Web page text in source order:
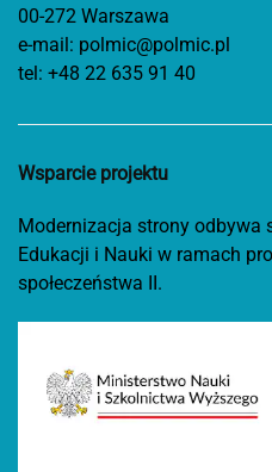
00-272 Warszawa
e-mail: polmic@polmic.pl
tel: +48 22 635 91 40
Wsparcie projektu
Modernizacja strony odbywa
Edukacji i Nauki w ramach
społeczeństwa II.